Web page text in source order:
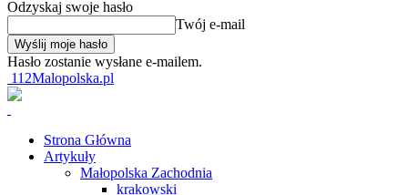
Odzyskaj swoje hasło
Twój e-mail
Hasło zostanie wysłane e-mailem.
112Malopolska.pl
Strona Główna
Artykuły
Małopolska Zachodnia
krakowski